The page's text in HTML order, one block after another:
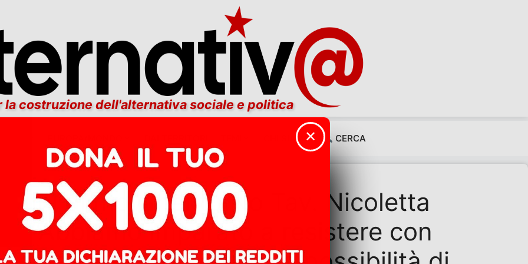
la costruzione dell'alternativa sociale e politica
CHI SIAMO CERCA
di movimento No Tav. Nicoletta
“Abbiamo imparato a resistere con
✕